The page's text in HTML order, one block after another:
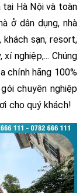
Hà Nội và toàn
ở dân dụng, nhà
sạn, resort,
nghiệp,... Chúng
chính hãng 100%
chuyên nghiệp
cho quý khách!